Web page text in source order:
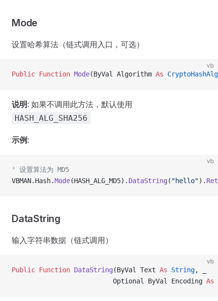
Mode
设置哈希算法（链式调用入口，可选）
vb
Public Function Mode(ByVal Algorithm As
说明: 如果不调用此方法，默认使用
HASH_ALG_SHA256
示例 :
vb
' 设置算法为 MD5
VBMAN.Hash.Mode(HASH_ALG_MD5). DataString ( "hello").
DataString
输入字符串数据（链式调用）
vb
Public Function DataString (ByVal Text As String, _
                          Optional ByVal Encoding
As